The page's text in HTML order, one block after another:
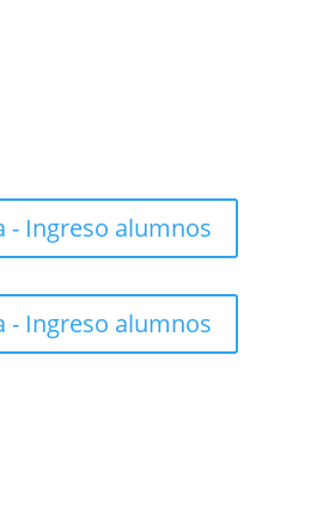
- Ingreso alumnos
- Ingreso alumnos